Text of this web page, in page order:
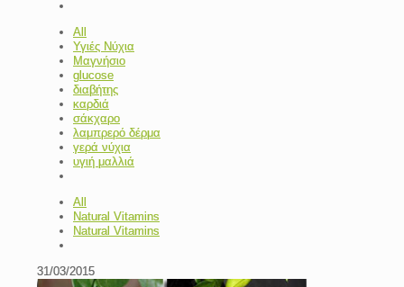
All
Υγιές Νύχια
Μαγνήσιο
glucose
διαβήτης
καρδιά
σάκχαρο
λαμπρερό δέρμα
γερά νύχια
υγιή μαλλιά
All
Natural Vitamins
Natural Vitamins
31/03/2015